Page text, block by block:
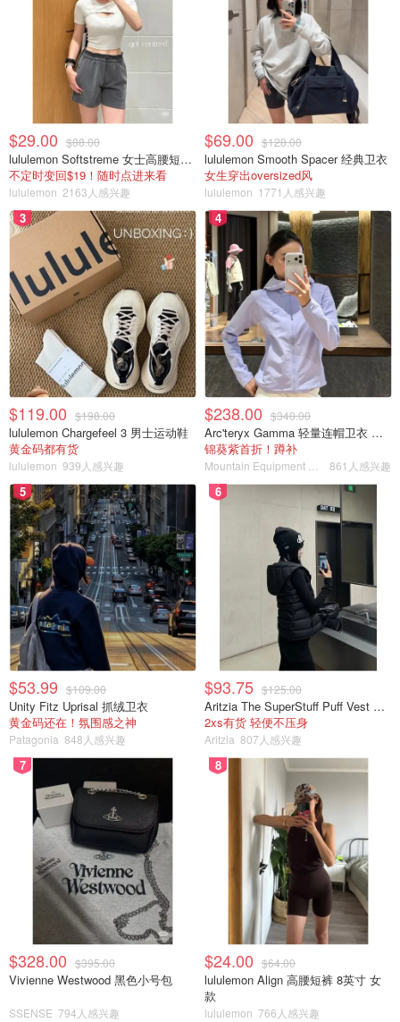
牌。logo就是Chiara标志性的蓝眼睛长睫毛，主线做鞋履。
Chiara作为最好的代言人已经给你做好的最好的榜样了。
Chiara的sneaker，flat和slip on都是非常棒的入门款，
blingbling的闪片加上扑扇的大眼睛，很好搭衣服。
诗文儿买过这个手机壳，emm会银色闪片会掉的。颜值党
是不会介意的，好看就行。
这个羽绒服诗文儿非常的喜欢，看起来很保暖又好看。里面
还塞得下大毛衣。
$29.00 $88.00
lululemon Softstreme 女士高腰短裤 10cm
不定时变回$19！随时点进来看
lululemon 2163人感兴趣
$69.00 $128.00
lululemon Smooth Spacer 经典卫衣
女生穿出oversized风
lululemon 1771人感兴趣
3
$119.00 $198.00
lululemon Chargefeel 3 男士运动鞋
黄金码都有货
lululemon 939人感兴趣
4
$238.00 $340.00
Arc'teryx Gamma 轻量连帽卫衣 女款
锦葵紫首折！蹲补
861人感兴趣
5
$53.99 $109.00
Unity Fitz Uprisal 抓绒卫衣
黄金码还在！氛围感之神
Patagonia 848人感兴趣
6
$93.75 $125.00
Aritzia The SuperStuff Puff Vest 轻盈亮面马甲
2xs有货 轻便不压身
Aritzia 807人感兴趣
7
$328.00 $395.00
Vivienne Westwood 黑色小号包
SSENSE 794人感兴趣
8
$24.00 $64.00
lululemon Align 高腰短裤 8英寸 女
款
lululemon 766人感兴趣